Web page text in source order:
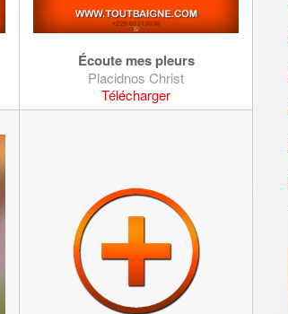
Écoute mes pleurs
Placidnos Christ
Télécharger